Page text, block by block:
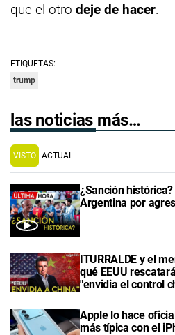
que el otro deje de hacer.
ETIQUETAS:
trump
las noticias más…
VISTO ACTUAL
¿Sanción
Argentina por
ITURRALDE y el
qué EEUU
"envidia el control
Apple lo hace
más típica con el